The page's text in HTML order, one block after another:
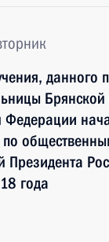
Федерации
года